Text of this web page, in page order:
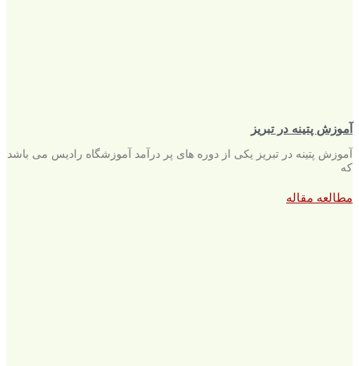
آموزش پتینه در تبریز
آموزش پتینه در تبریز یکی از دوره های پر درآمد آموزشگاه رادیس می باشد
که
مطالعه مقاله